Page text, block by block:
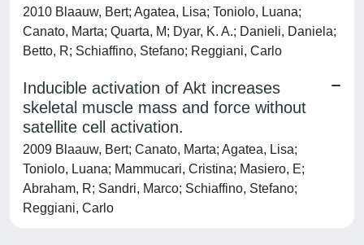
2010 Blaauw, Bert; Agatea, Lisa; Toniolo, Luana;
Canato, Marta; Quarta, M; Dyar, K. A.; Danieli, Daniela;
Betto, R; Schiaffino, Stefano; Reggiani, Carlo
Inducible activation of Akt increases
skeletal muscle mass and force without
satellite cell activation.
2009 Blaauw, Bert; Canato, Marta; Agatea, Lisa;
Toniolo, Luana; Mammucari, Cristina; Masiero, E;
Abraham, R; Sandri, Marco; Schiaffino, Stefano;
Reggiani, Carlo